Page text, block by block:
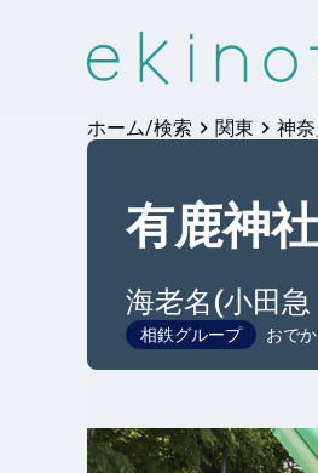
ホーム/検索 関東 神
有鹿神社
海老名(小田
相鉄グループ
おで